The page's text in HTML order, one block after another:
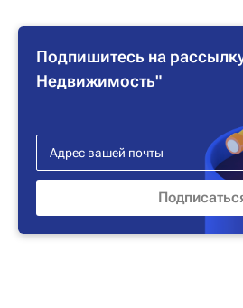
Подпишитесь на
Недвижимость"